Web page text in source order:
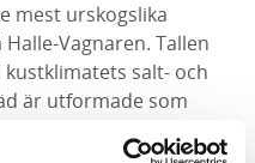
mest urskogslika
Vagnaren. Tallen
salt- och
är utformade som